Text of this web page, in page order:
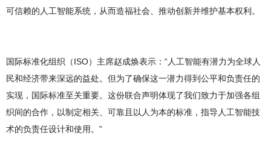
可信赖的人工智能系统，从而造福社会、推动创新并维护基本权利。
国际标准化组织（ISO）主席赵成焕表示：“人工智能有潜力为全球人
民和经济带来深远的益处。但为了确保这一潜力得到公平和负责任的
实现，国际标准至关重要。这份联合声明体现了我们致力于加强各组
织间的合作，以制定相关、可靠且以人为本的标准，指导人工智能技
术的负责任设计和使用。”